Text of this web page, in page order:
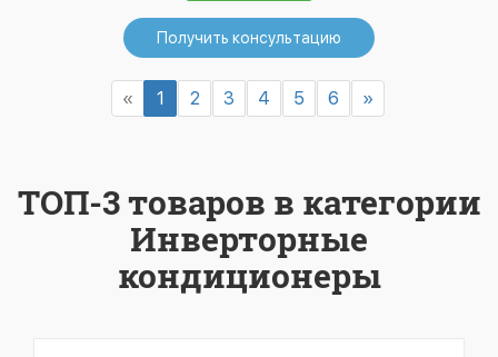
Получить консультацию
« 1 2 3 4 5 6 »
ТОП-3 товаров в категории
Инверторные
кондиционеры